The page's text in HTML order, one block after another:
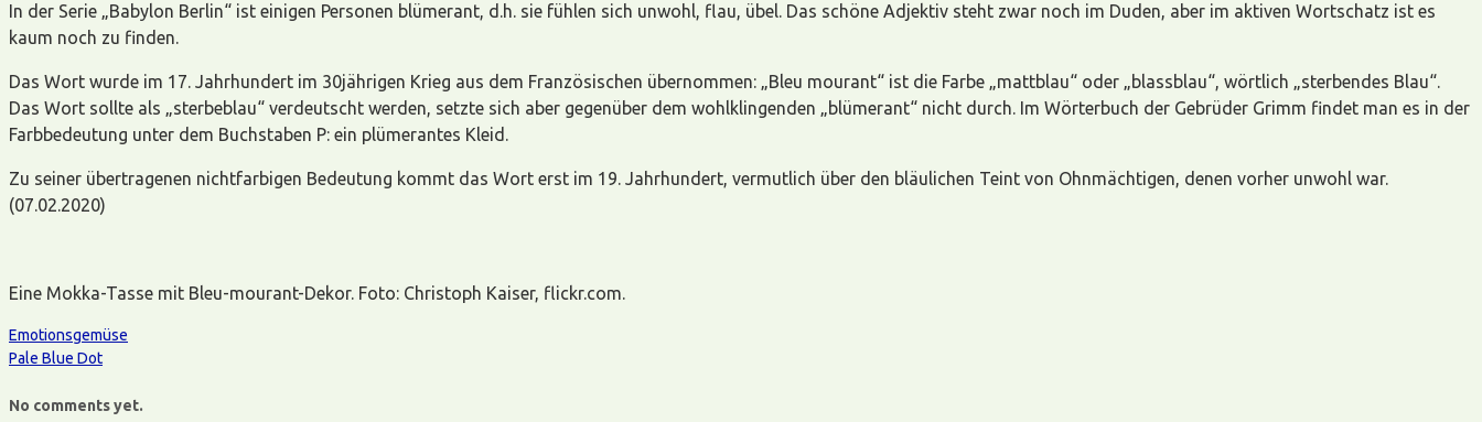
In der Serie „Babylon Berlin“ ist einigen Personen blümerant, d.h. sie fühlen sich unwohl, flau, übel. Das schöne Adjektiv steht zwar noch im Duden, aber im aktiven Wortschatz ist es
kaum noch zu finden.
Das Wort wurde im 17. Jahrhundert im 30jährigen Krieg aus dem Französischen übernommen: „Bleu mourant“ ist die Farbe „mattblau“ oder „blassblau“, wörtlich „sterbendes Blau“.
Das Wort sollte als „sterbeblau“ verdeutscht werden, setzte sich aber gegenüber dem wohlklingenden „blümerant“ nicht durch. Im Wörterbuch der Gebrüder Grimm findet man es in der
Farbbedeutung unter dem Buchstaben P: ein plümerantes Kleid.
Zu seiner übertragenen nichtfarbigen Bedeutung kommt das Wort erst im 19. Jahrhundert, vermutlich über den bläulichen Teint von Ohnmächtigen, denen vorher unwohl war.
(07.02.2020)
Eine Mokka-Tasse mit Bleu-mourant-Dekor. Foto: Christoph Kaiser, flickr.com.
Emotionsgemüse
Pale Blue Dot
No comments yet.